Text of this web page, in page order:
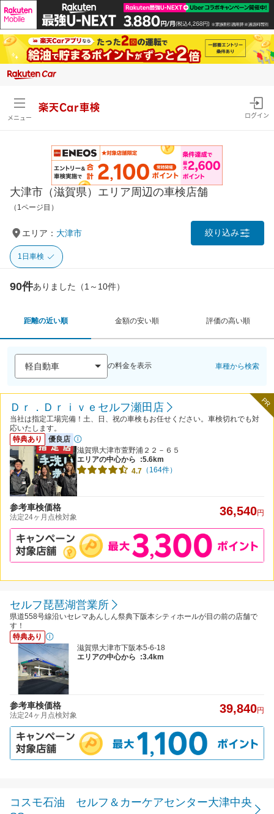
メニュー
楽天Car車検
ログイン
大津市（滋賀県）エリア周辺の車検店舗
（1ページ目）
エリア： 大津市 絞り込み
1日車検
90件ありました（1～10件）
距離の近い順 金額の安い順 評価の高い順
の料金を表示 車種から検索
PR
Ｄｒ．Ｄｒｉｖｅセルフ瀬田店
当社は指定工場完備！土、日、祝の車検もお任せください。車検切れでも対
応いたします。
特典あり
優良店
滋賀県大津市萱野浦２２－６５
エリアの中心から
:5.6km
4.7 （164件）
参考車検価格
法定24ヶ月点検対象 36,540円
セルフ琵琶湖営業所
県道558号線沿いセレマあんしん祭典下阪本シティホールが目の前の店舗で
す！
特典あり
滋賀県大津市下阪本5-6-18
エリアの中心から
:3.4km
参考車検価格
法定24ヶ月点検対象 39,840円
コスモ石油 セルフ＆カーケアセンター大津中央